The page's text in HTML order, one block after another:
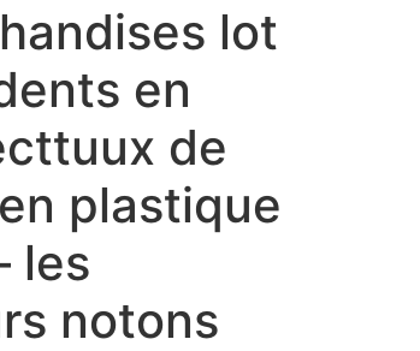
lot
en
de
plastique
les
notons